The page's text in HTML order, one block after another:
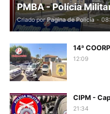
PMBA - Polícia
Criado por Pagina de Polícia -
14ª
12:09
CIPM -
21:34